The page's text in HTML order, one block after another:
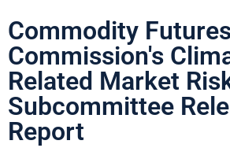
Commodity
Commission's
Related Market
Subcommittee
Report